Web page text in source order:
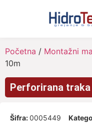
Početna / Montažni
10m
Perforirana traka
Šifra:0005449